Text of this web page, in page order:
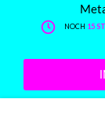
NOCH 15